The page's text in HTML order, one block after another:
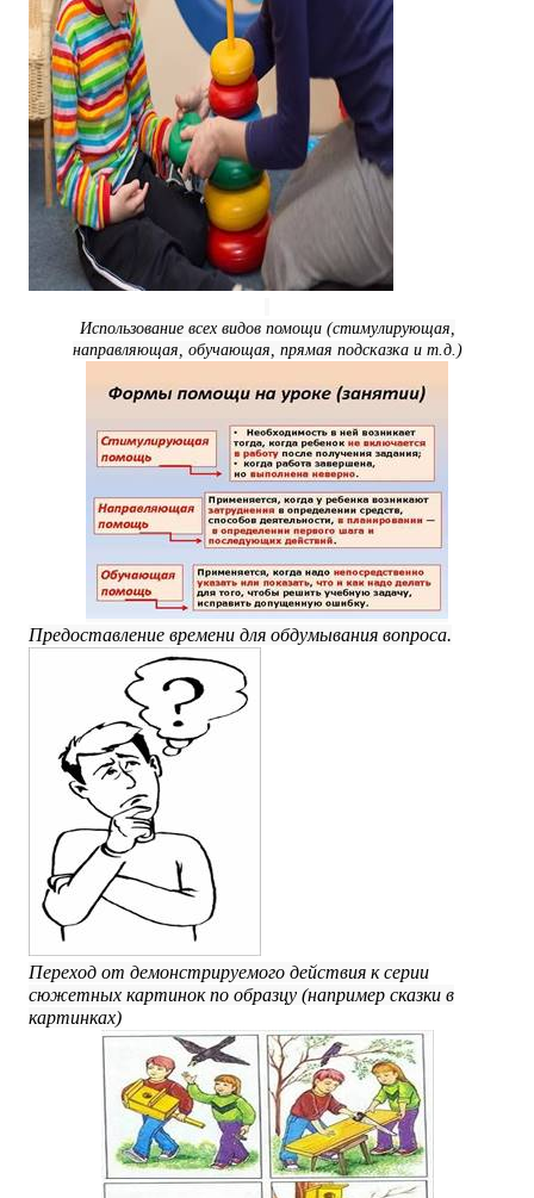
Использование всех видов помощи (стимулирующая,
направляющая, обучающая, прямая подсказка и т.д.)
Предоставление времени для обдумывания вопроса.
Переход от демонстрируемого действия к серии
сюжетных картинок по образцу (например сказки в
картинках)